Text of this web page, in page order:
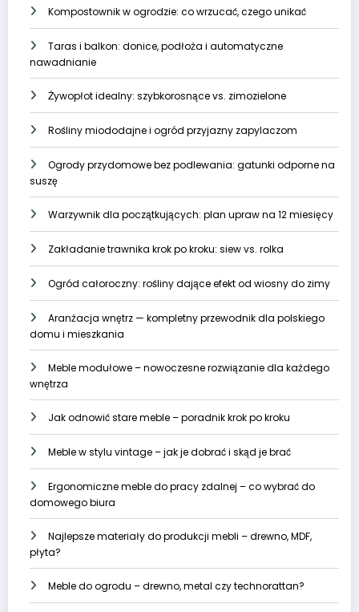
Kompostownik w ogrodzie: co wrzucać, czego unikać
Taras i balkon: donice, podłoża i automatyczne
nawadnianie
Żywopłot idealny: szybkorosnące vs. zimozielone
Rośliny miododajne i ogród przyjazny zapylaczom
Ogrody przydomowe bez podlewania: gatunki odporne na
suszę
Warzywnik dla początkujących: plan upraw na 12 miesięcy
Zakładanie trawnika krok po kroku: siew vs. rolka
Ogród całoroczny: rośliny dające efekt od wiosny do zimy
Aranżacja wnętrz — kompletny przewodnik dla polskiego
domu i mieszkania
Meble modułowe – nowoczesne rozwiązanie dla każdego
wnętrza
Jak odnowić stare meble – poradnik krok po kroku
Meble w stylu vintage – jak je dobrać i skąd je brać
Ergonomiczne meble do pracy zdalnej – co wybrać do
domowego biura
Najlepsze materiały do produkcji mebli – drewno, MDF,
płyta?
Meble do ogrodu – drewno, metal czy technorattan?